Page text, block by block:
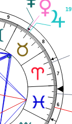
6
7
8
9